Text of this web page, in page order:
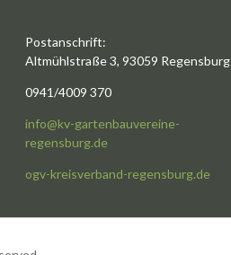
Postanschrift:
Altmühlstraße 3, 93059 Regensburg
0941/4009 370
info@kv-gartenbauvereine-
regensburg.de
ogv-kreisverband-regensburg.de